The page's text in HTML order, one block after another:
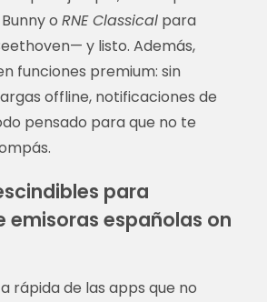
o RNE Classicalpara
y listo. Además,
funciones premium: sin
offline, notificaciones de
pensado para que no te
para
emisoras españolas on
rápida de las apps que no